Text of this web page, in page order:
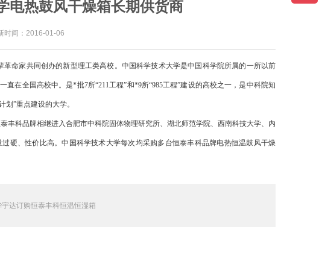
电热鼓风干燥箱长期供货商
时间：2016-01-06
革命家共同创办的新型理工类高校。中国科学技术大学是中国科学院所属的一所以前
在全国高校中。是*批7所“211工程”和*9所“985工程”建设的高校之一，是中科院知
”重点建设的大学。
丰科品牌相继进入合肥市中科院固体物理研究所、湖北师范学院、西南科技大学、内
硬、性价比高。中国科学技术大学每次均采购多台恒泰丰科品牌电热恒温鼓风干燥
宇达订购恒泰丰科恒温恒湿箱